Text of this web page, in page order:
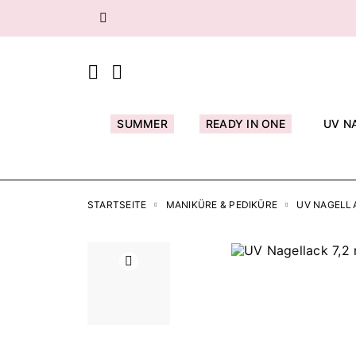
Zurück
SUMMER READY IN ONE UV
STARTSEITE MANIKÜRE & PEDIKÜRE UV
Zurück